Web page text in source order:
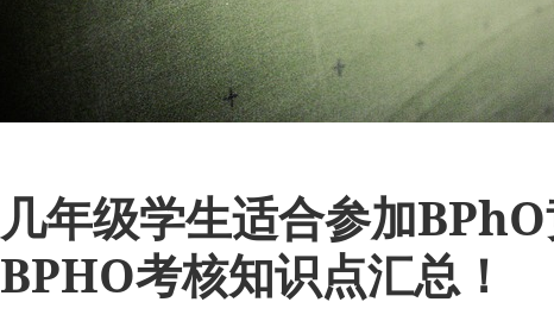
几年级学生适合参加BPhO
BPHO考核知识点汇总！